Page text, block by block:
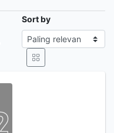
Sort by